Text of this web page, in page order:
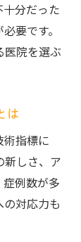
分だった
要です。
医院を選ぶ
は
術指標に
新しさ、ア
例数が多
対応力も